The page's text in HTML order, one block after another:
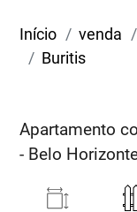
Início venda
Buritis
Apartamento
- Belo